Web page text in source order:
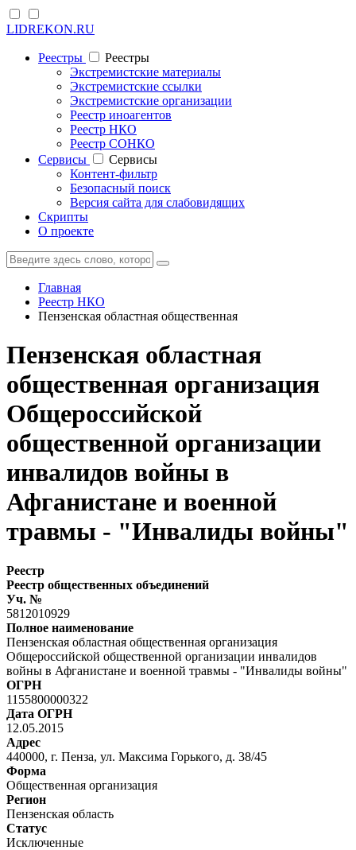
LIDREKON.RU
Реестры
Реестры
Экстремистские материалы
Экстремистские ссылки
Экстремистские организации
Реестр иноагентов
Реестр НКО
Реестр СОНКО
Cервисы
Cервисы
Контент-фильтр
Безопасный поиск
Версия сайта для слабовидящих
Скрипты
О проекте
Главная
Реестр НКО
Пензенская областная общественная
Пензенская областная
общественная организация
Общероссийской
общественной организации
инвалидов войны в
Афганистане и военной
травмы - "Инвалиды войны"
Реестр
Реестр общественных объединений
Уч. №
5812010929
Полное наименование
Пензенская областная общественная организация
Общероссийской общественной организации инвалидов
войны в Афганистане и военной травмы - "Инвалиды войны"
ОГРН
1155800000322
Дата ОГРН
12.05.2015
Адрес
440000, г. Пенза, ул. Максима Горького, д. 38/45
Форма
Общественная организация
Регион
Пензенская область
Статус
Исключенные